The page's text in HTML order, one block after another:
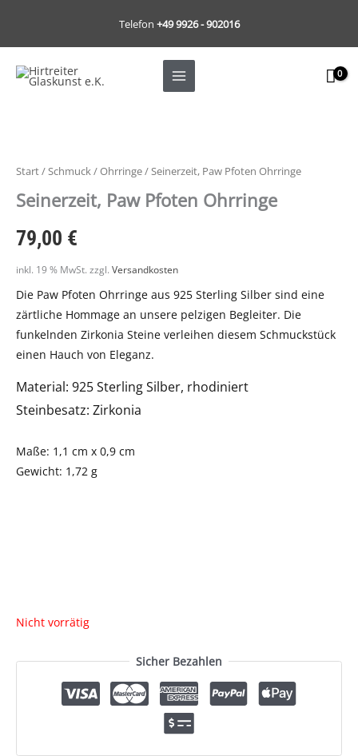
springen
Telefon +49 9926 - 902016
Start/Schmuck/Ohrringe/ Seinerzeit, Paw Pfoten Ohrringe
Seinerzeit, Paw Pfoten Ohrringe
79,00 €
inkl. 19 % MwSt. zzgl. Versandkosten
Die Paw Pfoten Ohrringe aus 925 Sterling Silber sind eine
zärtliche Hommage an unsere pelzigen Begleiter. Die
funkelnden Zirkonia Steine verleihen diesem Schmuckstück
einen Hauch von Eleganz.
Material: 925 Sterling Silber, rhodiniert
Steinbesatz: Zirkonia
Maße: 1,1 cm x 0,9 cm
Gewicht: 1,72 g
Nicht vorrätig
Sicher Bezahlen